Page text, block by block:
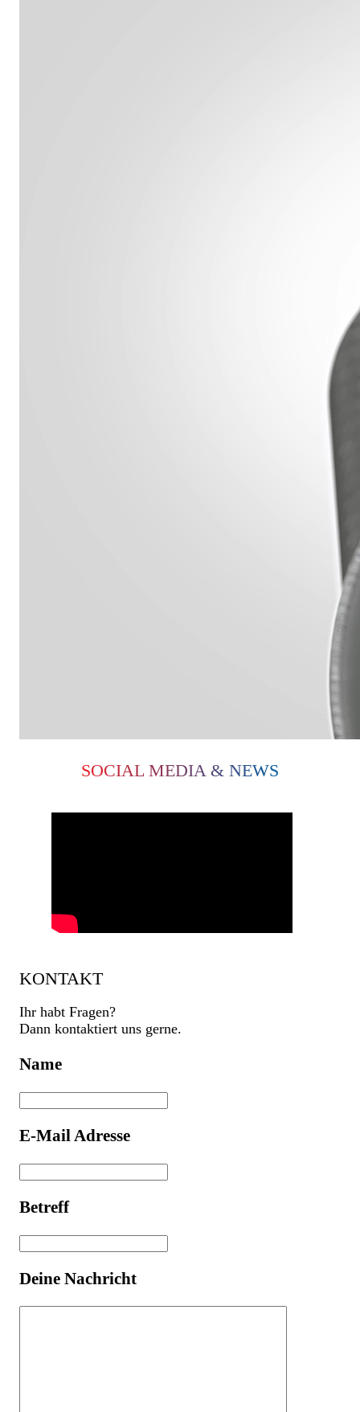
SOCIAL MEDIA & NEWS
KONTAKT
Ihr habt Fragen?
Dann kontaktiert uns gerne.
Name
E-Mail Adresse
Betreff
Deine Nachricht